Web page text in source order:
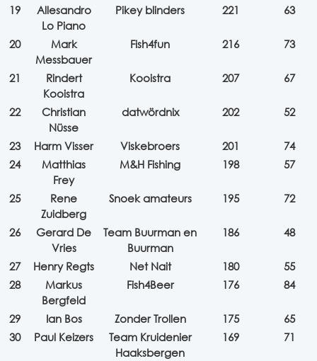
19
Allesandro
Lo Piano
Pikey blinders 221 63
20
Mark
Messbauer
Fish4fun 216 73
21
Rindert
Kooistra
Kooistra 207 67
22
Christian
Nüsse
datwördnix 202 52
23 Harm Visser Viskebroers 201
74
24
Matthias
Frey
M&H Fishing 198 57
25
Rene
Zuidberg
Snoek amateurs 195 72
26
Gerard De
Vries
Team Buurman en
Buurman
186 48
27 Henry Regts Net Nait 180
55
28
Markus
Bergfeld
Fish4Beer 176 84
29 Ian Bos Zonder Trollen 175
65
30
Paul Keizers
Team Kruidenier
Haaksbergen
169 71